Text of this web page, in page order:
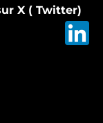
X ( Twitter)